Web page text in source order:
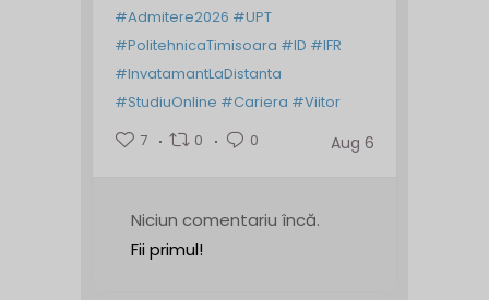
#Admitere2026 #UPT
#PolitehnicaTimisoara #ID #IFR
#InvatamantLaDistanta
#StudiuOnline #Cariera #Viitor
7
0 0 Aug 6
Niciun comentariu încă.
Fii primul!